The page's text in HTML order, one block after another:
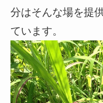
分はそんな場を提
ています。